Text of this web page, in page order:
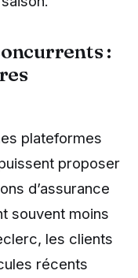
:
plateformes
proposer
d’assurance
souvent moins
les clients
récents